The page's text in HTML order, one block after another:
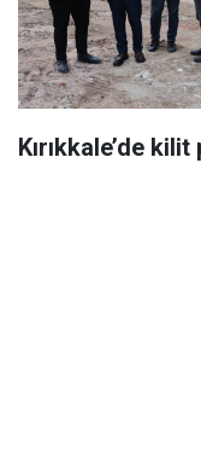
Kırıkkale’de